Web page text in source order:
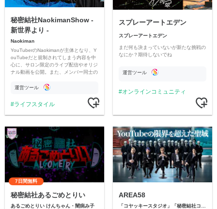
秘密結社NaokimanShow -
新世界より -
Naokiman
YouTuberのNaokimanが主体となり、Y
ouTubeだと規制されてしまう内容を中
心に、サロン限定のライブ配信やオリジ
ナル動画を公開。また、メンバー同士の
ただいています。
運営ツール
ライフスタイル
スプレーアートエデン
スプレーアートエデン
まだ何も決まっていないが新たな挑戦の
なにか？期待しないでね
運営ツール
オンラインコミュニティ
7日間無料
秘密結社あるごめとりい
あるごめとりい けんちゃん・闇病み子
AREA58